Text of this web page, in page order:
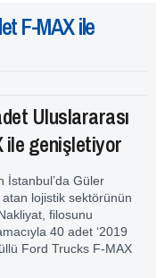
F-MAX ile
Uluslararası
ile genişletiyor
İstanbul’da Güler
atan lojistik sektörünün
filosunu
40 adet ‘2019
Ford Trucks F-MAX